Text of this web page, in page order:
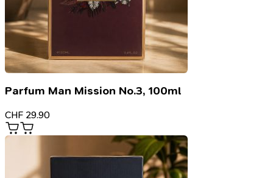
Parfum Man Mission No.3, 100ml
CHF 29.90